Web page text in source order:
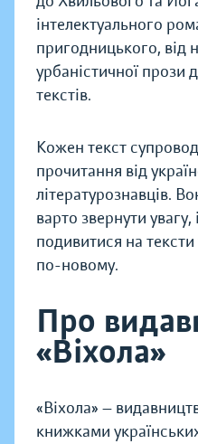
інтелектуального
пригодницького, від
урбаністичної прози
текстів.
Кожен текст
прочитання від
літературознавців.
варто звернути
подивитися на тексти
по-новому.
Про
«Віхола»
«Віхола» —
книжками